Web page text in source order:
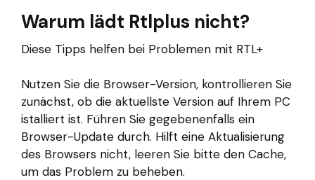
Warum lädt Rtlplus nicht?
Diese Tipps helfen bei Problemen mit RTL+
Nutzen Sie die Browser-Version, kontrollieren Sie
zunächst, ob die aktuellste Version auf Ihrem PC
istalliert ist. Führen Sie gegebenenfalls ein
Browser-Update durch. Hilft eine Aktualisierung
des Browsers nicht, leeren Sie bitte den Cache,
um das Problem zu beheben.